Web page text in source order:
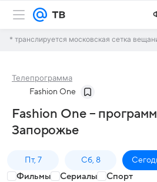
* транслируется московская сетка
Телепрограмма
Fashion One
Fashion One –
Запорожье
Пт, 7 Сб, 8
Фильмы Сериалы Спорт